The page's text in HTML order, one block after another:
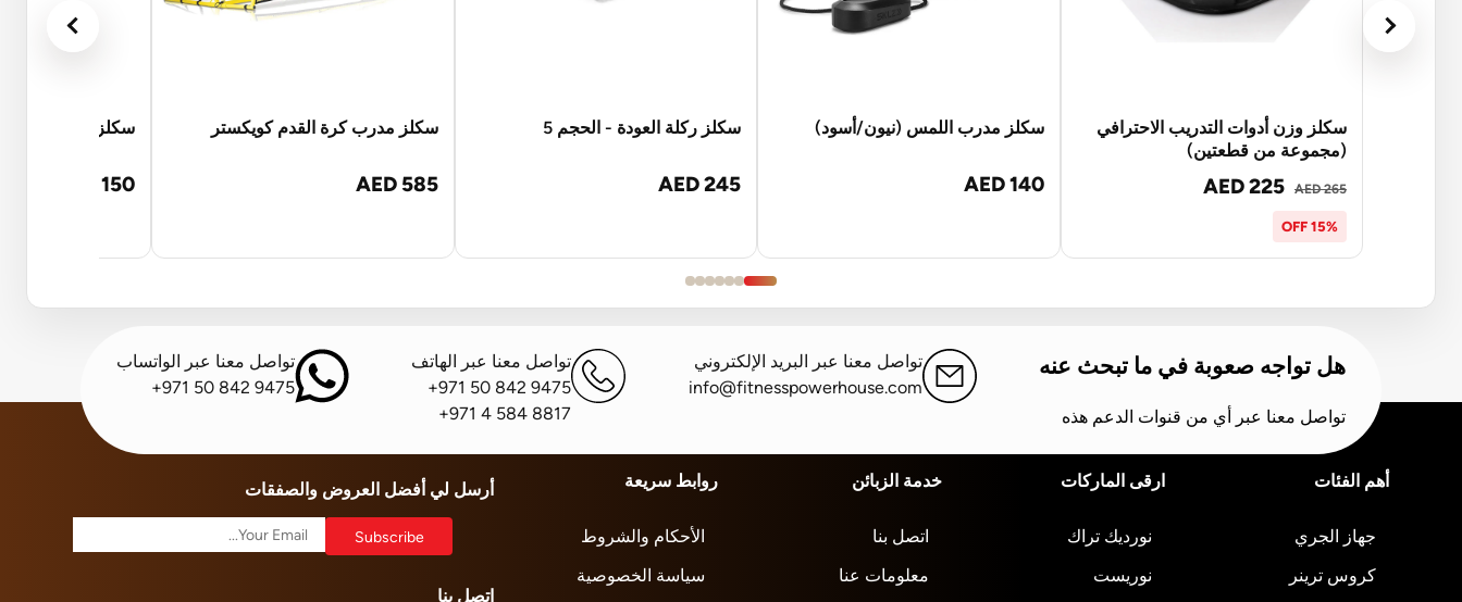
سكلز وزن أدوات التدريب الاحترافي
(مجموعة من قطعتين)
AED 225 AED 265
15% OFF
سكلز مدرب اللمس (نيون/أسود)
AED 140
سكلز ركلة العودة - الحجم 5
AED 245
سكلز مدرب كرة القدم كويكستر
AED 585
سكلز كرة القدم
AED 150
هل تواجه صعوبة في ما تبحث عنه
تواصل معنا عبر أي من قنوات الدعم هذه
تواصل معنا عبر البريد الإلكتروني
info@fitnesspowerhouse.com
تواصل معنا عبر الهاتف
+971 50 842 9475
+971 4 584 8817
تواصل معنا عبر الواتساب
+971 50 842 9475
أهم الفئات
جهاز الجري
كروس ترينر
ارقى الماركات
نورديك تراك
نوريست
خدمة الزبائن
اتصل بنا
معلومات عنا
روابط سريعة
الأحكام والشروط
سياسة الخصوصية
أرسل لي أفضل العروض والصفقات
اتصل بنا